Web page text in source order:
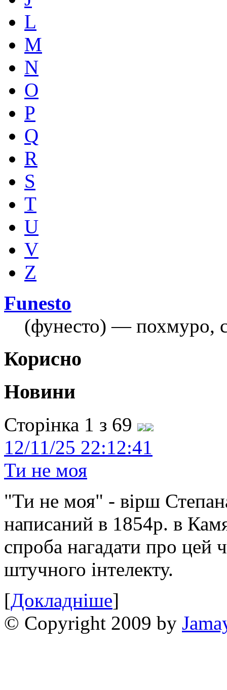
L
M
N
O
P
Q
R
S
T
U
V
Z
Funesto
(фунесто) — похмуро,
Корисно
Новини
Сторінка 1 з 69
12/11/25 22:12:41
Ти не моя
"Ти не моя" - вірш
написаний в 1854р. в
спроба нагадати про цей
штучного інтелекту.
[Докладніше]
© Copyright 2009 by